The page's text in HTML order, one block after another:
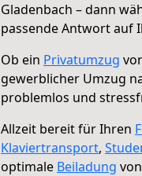
Gladenbach – dann
passende Antwort auf
Ob ein Privatumzug
gewerblicher Umzug
problemlos und
Allzeit bereit für Ihren
Klaviertransport,
optimale Beiladung